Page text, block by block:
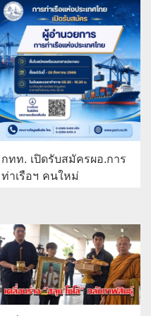
กทท. เปิดรับสมัครผอ.การ
ท่าเรือฯ คนใหม่